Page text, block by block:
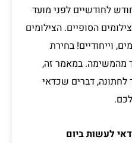
לחודשיים לפני מועד
הסופיים. הצילומים
וייחודיים! בחירת
מהמשימה. במאמר זה,
לחתונה, דברים שכדאי
לעשות ביום